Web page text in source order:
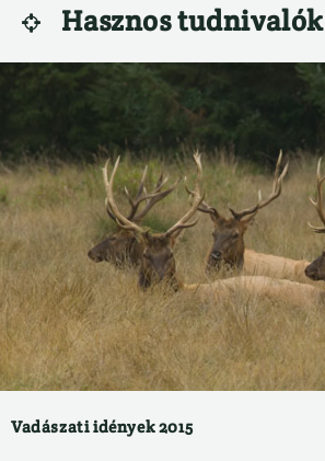
 Hasznos tudnivalók
Vadászati idények 2015